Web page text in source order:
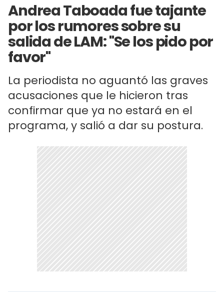
Andrea Taboada fue tajante
por los rumores sobre su
salida de LAM: "Se los pido por
favor"
La periodista no aguantó las graves
acusaciones que le hicieron tras
confirmar que ya no estará en el
programa, y salió a dar su postura.